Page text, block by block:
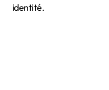
identité.